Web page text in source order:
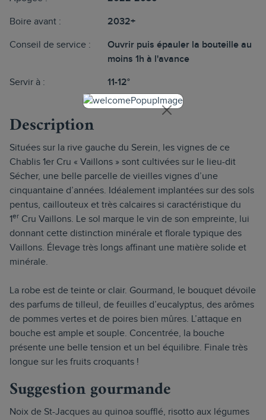
Boire avant : 2032+
Conseil de service :
Ouvrir puis épauler la bouteille au
moins 1h à l'avance
Servir à : 11-12°
Description
Situées sur la rive gauche du Serein, les vignes de ce
Chablis 1er Cru « Vaillons » sont cultivées sur le lieu-dit
Sécher, une belle parcelle de vieilles vignes d’une
cinquantaine d’années. Idéalement implantées sur des sols
pentus, caillouteux et très calcaires si caractéristique du
1er Cru Vaillons. Le sol marque le vin de son empreinte, lui
donnant cette distinction minérale et florale typique des
Vaillons. Élevage très longs affinant une matière solide et
minérale.
La robe est de teinte or clair. Gourmand, le bouquet dévoile
des parfums de tilleul, de feuilles d’eucalyptus, des arômes
de pommes vertes et de poires bien mûres. L’attaque en
bouche est ample et souple. Concentrée, la bouche
présente une belle tension et un bel équilibre. Finale très
longue sur les fruits croquants !
Suggestion gourmande
Noix de St-Jacques au quinoa soufflé, risotto aux légumes